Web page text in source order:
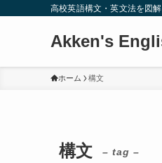
高校英語構文・英文法を図
Akken's
ホーム 構文
構文 – tag –